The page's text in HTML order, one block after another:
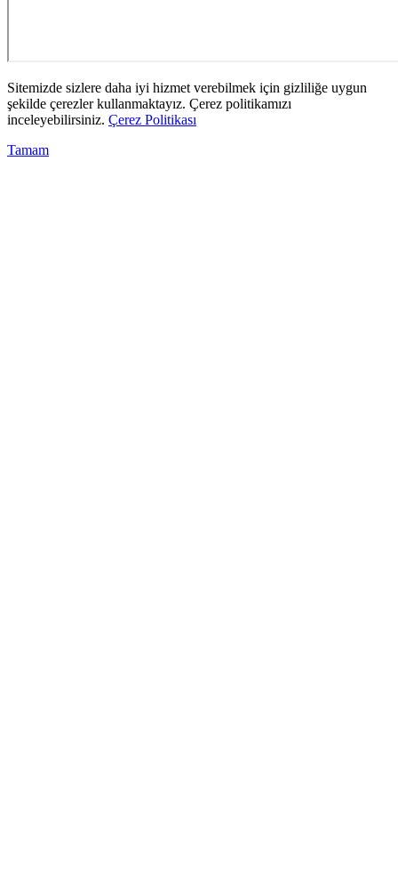
Sitemizde sizlere daha iyi hizmet verebilmek için gizliliğe uygun
şekilde çerezler kullanmaktayız. Çerez politikamızı
inceleyebilirsiniz. Çerez Politikası
Tamam